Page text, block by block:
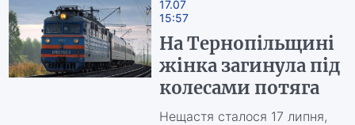
17.07
15:57
На Тернопільщині
жінка загинула під
колесами потяга
Нещастя сталося 17 липня,